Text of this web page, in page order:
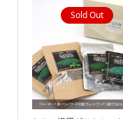
Sold Out